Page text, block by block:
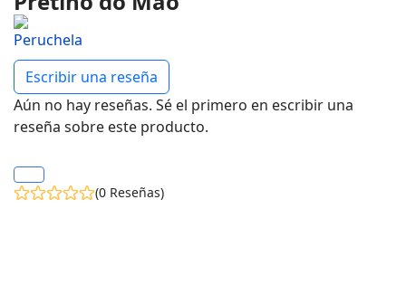
Escribir una reseña
Aún no hay reseñas. Sé el primero en escribir una
reseña sobre este producto.
(0 Reseñas)